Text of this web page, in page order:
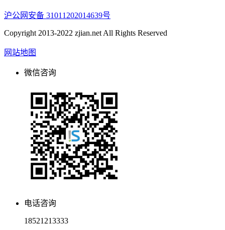
沪公网安备 31011202014639号
Copyright 2013-2022 zjian.net All Rights Reserved
网站地图
微信咨询
电话咨询
18521213333